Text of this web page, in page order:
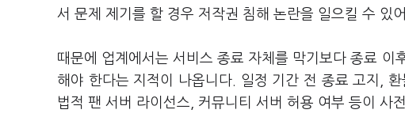
서 문제 제기를 할 경우 저작권 침해 논란을 일으킬 수 있
때문에 업계에서는 서비스 종료 자체를 막기보다 종료 이
해야 한다는 지적이 나옵니다. 일정 기간 전 종료 고지,
법적 팬 서버 라이선스, 커뮤니티 서버 허용 여부 등이 사